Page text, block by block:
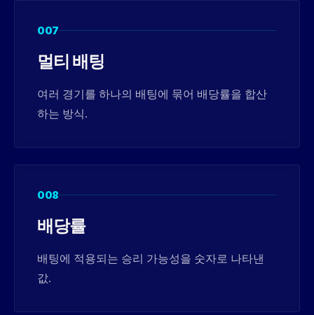
007
멀티 배팅
여러 경기를 하나의 배팅에 묶어 배당률을 합산
하는 방식.
008
배당률
배팅에 적용되는 승리 가능성을 숫자로 나타낸
값.